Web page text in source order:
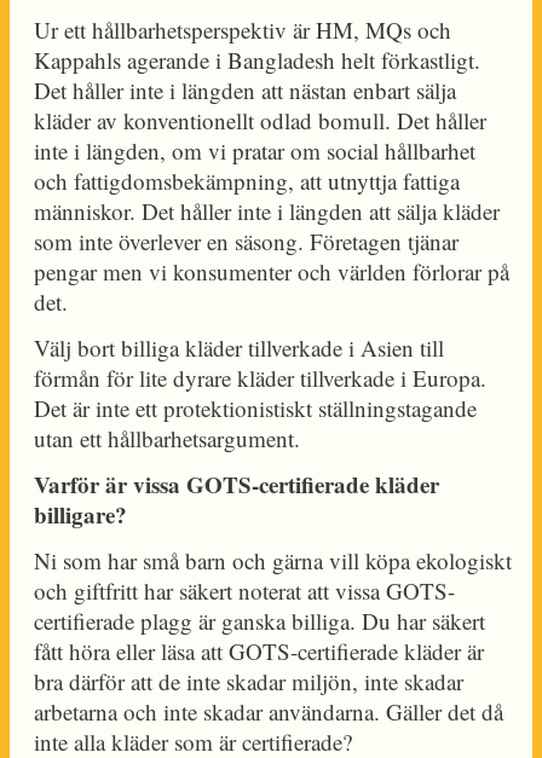
Ur ett hållbarhetsperspektiv är HM, MQs och
Kappahls agerande i Bangladesh helt förkastligt.
Det håller inte i längden att nästan enbart sälja
kläder av konventionellt odlad bomull. Det håller
inte i längden, om vi pratar om social hållbarhet
och fattigdomsbekämpning, att utnyttja fattiga
människor. Det håller inte i längden att sälja kläder
som inte överlever en säsong. Företagen tjänar
pengar men vi konsumenter och världen förlorar på
det.
Välj bort billiga kläder tillverkade i Asien till
förmån för lite dyrare kläder tillverkade i Europa.
Det är inte ett protektionistiskt ställningstagande
utan ett hållbarhetsargument.
Varför är vissa GOTS-certifierade kläder
billigare?
Ni som har små barn och gärna vill köpa ekologiskt
och giftfritt har säkert noterat att vissa GOTS-
certifierade plagg är ganska billiga. Du har säkert
fått höra eller läsa att GOTS-certifierade kläder är
bra därför att de inte skadar miljön, inte skadar
arbetarna och inte skadar användarna. Gäller det då
inte alla kläder som är certifierade?